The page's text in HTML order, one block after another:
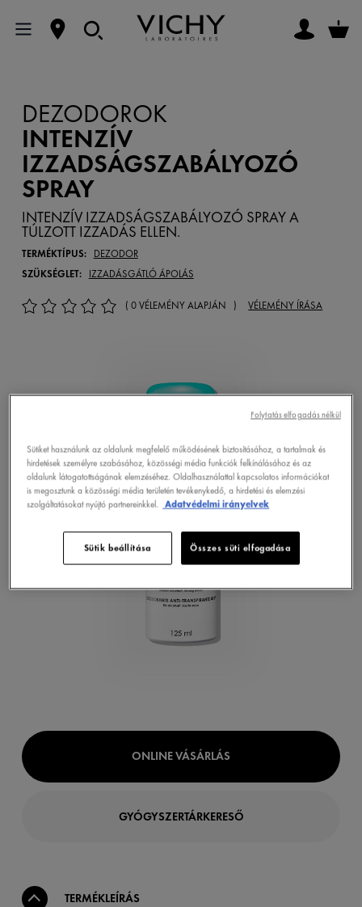
DEZODOROK
INTENZÍV
IZZADSÁGSZABÁLYOZÓ
SPRAY
INTENZÍV IZZADSÁGSZABÁLYOZÓ SPRAY A
TÚLZOTT IZZADÁS ELLEN.
TERMÉKTÍPUS:
DEZODOR
SZÜKSÉGLET:
IZZADÁSGÁTLÓ ÁPOLÁS
( 0 VÉLEMÉNY ALAPJÁN ) VÉLEMÉNY ÍRÁSA
ONLINE VÁSÁRLÁS
GYÓGYSZERTÁRKERESŐ
TERMÉKLEÍRÁS
Sütiket használunk az oldalunk megfelelő működésének biztosításához, a tartalmak és
hirdetések személyre szabásához, közösségi média funkciók felkínálásához és az
oldalunk látogatottságának elemzéséhez. Oldalhasználattal kapcsolatos információkat
is megosztunk a közösségi média területén tevékenykedő, a hirdetési és elemzési
szolgáltatásokat nyújtó partnereinkkel.
Adatvédelmi irányelvek
Sütik beállítása Összes süti elfogadása
Folytatás elfogadás nélkül